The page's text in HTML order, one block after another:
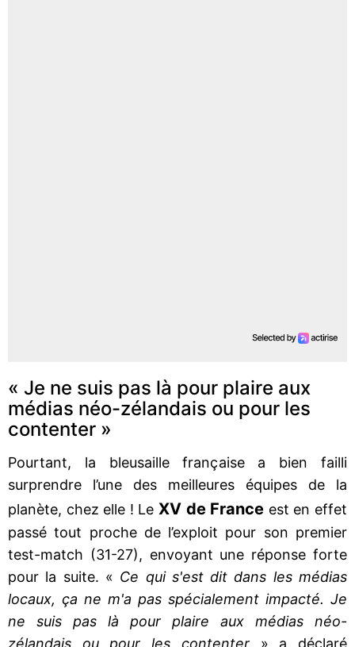
« Je ne suis pas là pour plaire aux
médias néo-zélandais ou pour les
contenter »
Pourtant, la bleusaille française a bien failli
surprendre l’une des meilleures équipes de la
planète, chez elle ! Le XV de France est en effet
passé tout proche de l’exploit pour son premier
test-match (31-27), envoyant une réponse forte
pour la suite. « Ce qui s'est dit dans les médias
locaux, ça ne m'a pas spécialement impacté. Je
ne suis pas là pour plaire aux médias néo-
zélandais ou pour les contenter » a déclaré